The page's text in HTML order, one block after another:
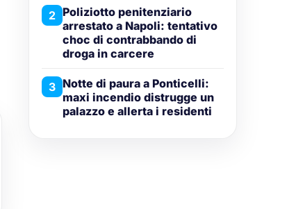
2 Poliziotto penitenziario
arrestato a Napoli: tentativo
choc di contrabbando di
droga in carcere
3 Notte di paura a Ponticelli:
maxi incendio distrugge un
palazzo e allerta i residenti